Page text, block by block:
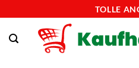
springen
TOLLE